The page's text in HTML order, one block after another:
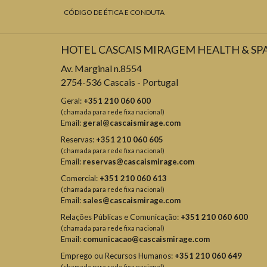
CÓDIGO DE ÉTICA E CONDUTA
HOTEL CASCAIS MIRAGEM HEALTH &
Av. Marginal n.8554
2754-536 Cascais - Portugal
Geral: +351 210 060 600
(chamada para rede fixa nacional)
Email:geral@cascaismirage.com
Reservas: +351 210 060 605
(chamada para rede fixa nacional)
Email: reservas@cascaismirage.com
Comercial: +351 210 060 613
(chamada para rede fixa nacional)
Email: sales@cascaismirage.com
Relações Públicas e Comunicação: +351 210 060 600
(chamada para rede fixa nacional)
Email: comunicacao@cascaismirage.com
Emprego ou Recursos Humanos: +351 210 060 649